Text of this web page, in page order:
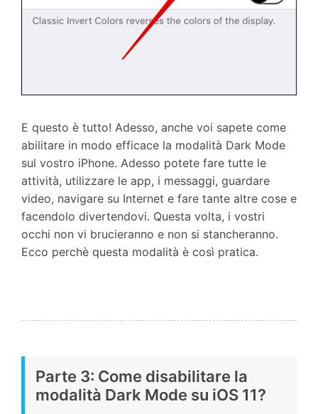
E questo è tutto! Adesso, anche voi sapete come
abilitare in modo efficace la modalità Dark Mode
sul vostro iPhone. Adesso potete fare tutte le
attività, utilizzare le app, i messaggi, guardare
video, navigare su Internet e fare tante altre cose e
facendolo divertendovi. Questa volta, i vostri
occhi non vi brucieranno e non si stancheranno.
Ecco perchè questa modalità è così pratica.
Parte 3: Come disabilitare la
modalità Dark Mode su iOS 11?